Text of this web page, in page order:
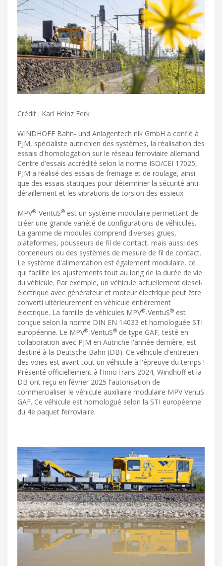
Crédit : Karl Heinz Ferk
WINDHOFF Bahn- und Anlagentech nik GmbH a confié à
PJM, spécialiste autrichien des systèmes, la réalisation des
essais d'homologation sur le réseau ferroviaire allemand.
Centre d'essais accrédité selon la norme ISO/CEI 17025,
PJM a réalisé des essais de freinage et de roulage, ainsi
que des essais statiques pour déterminer la sécurité anti-
déraillement et les vibrations de torsion des essieux.
MPV®-VentuS® est un système modulaire permettant de
créer une grande variété de configurations de véhicules.
La gamme de modules comprend diverses grues,
plateformes, pousseurs de fil de contact, mais aussi des
conteneurs ou des systèmes de mesure de fil de contact.
Le système d'alimentation est également modulaire, ce
qui facilite les ajustements tout au long de la durée de vie
du véhicule. Par exemple, un véhicule actuellement diesel-
électrique avec générateur et moteur électrique peut être
converti ultérieurement en véhicule entièrement
électrique. La famille de véhicules MPV®-VentuS® est
conçue selon la norme DIN EN 14033 et homologuée STI
européenne. Le MPV®-VentuS® de type GAF, testé en
collaboration avec PJM en Autriche l'année dernière, est
destiné à la Deutsche Bahn (DB). Ce véhicule d'entretien
des voies est avant tout un véhicule à l'épreuve du temps !
Présenté officiellement à l'InnoTrans 2024, Windhoff et la
DB ont reçu en février 2025 l'autorisation de
commercialiser le véhicule auxiliaire modulaire MPV VenuS
GAF. Ce véhicule est homologué selon la STI européenne
du 4e paquet ferroviaire.